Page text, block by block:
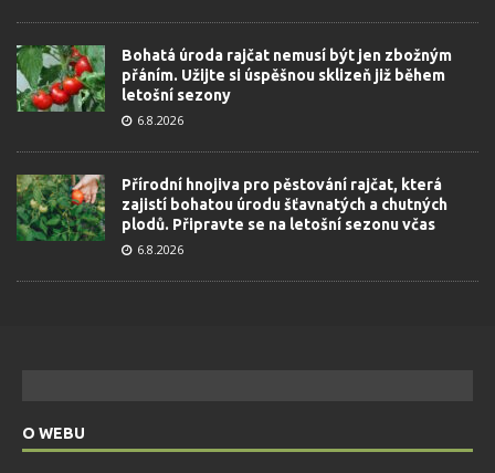
Bohatá úroda rajčat nemusí být jen zbožným
přáním. Užijte si úspěšnou sklizeň již během
letošní sezony
6.8.2026
Přírodní hnojiva pro pěstování rajčat, která
zajistí bohatou úrodu šťavnatých a chutných
plodů. Připravte se na letošní sezonu včas
6.8.2026
O WEBU